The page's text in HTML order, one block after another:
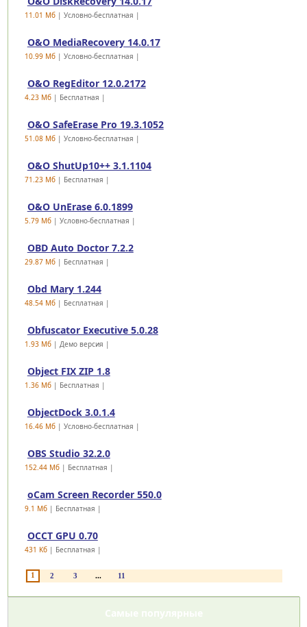
11.01 Mб| Условно-бесплатная |
O&O MediaRecovery 14.0.17
10.99 Mб| Условно-бесплатная |
O&O RegEditor 12.0.2172
4.23 Mб| Бесплатная |
O&O SafeErase Pro 19.3.1052
51.08 Mб| Условно-бесплатная |
O&O ShutUp10++ 3.1.1104
71.23 Mб| Бесплатная |
O&O UnErase 6.0.1899
5.79 Mб| Условно-бесплатная |
OBD Auto Doctor 7.2.2
29.87 Mб| Бесплатная |
Obd Mary 1.244
48.54 Mб| Бесплатная |
Obfuscator Executive 5.0.28
1.93 Mб| Демо версия |
Object FIX ZIP 1.8
1.36 Mб| Бесплатная |
ObjectDock 3.0.1.4
16.46 Mб| Условно-бесплатная |
OBS Studio 32.2.0
152.44 Mб| Бесплатная |
oCam Screen Recorder 550.0
9.1 Mб| Бесплатная |
OCCT GPU 0.70
431 Kб| Бесплатная |
1 2 3 ... 11
Самые популярные